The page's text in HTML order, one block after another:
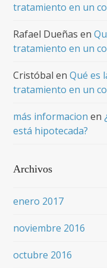
tratamiento en un
Rafael Dueñas en
tratamiento en un
Cristóbal enQué es
tratamiento en un
más informacion en
está hipotecada?
Archivos
enero 2017
noviembre 2016
octubre 2016